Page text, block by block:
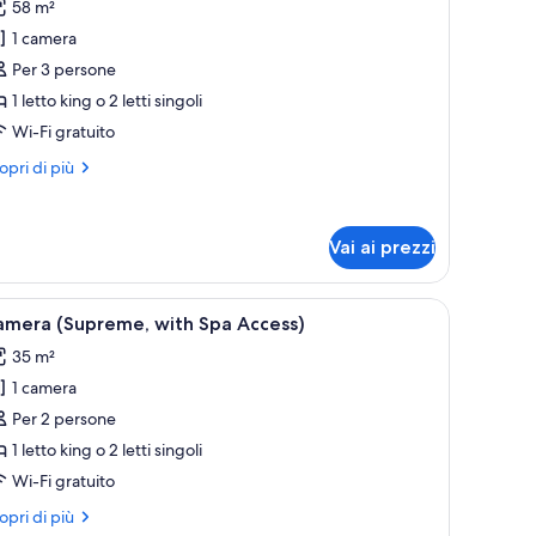
58 m²
1 camera
Per 3 persone
1 letto king o 2 letti singoli
Wi-Fi gratuito
di più
Vai ai prezzi
in piuma, minibar Una camera d'hotel moderna con un letto
5 (Supreme, with Spa Access)
35 m²
1 camera
Per 2 persone
1 letto king o 2 letti singoli
Wi-Fi gratuito
di più